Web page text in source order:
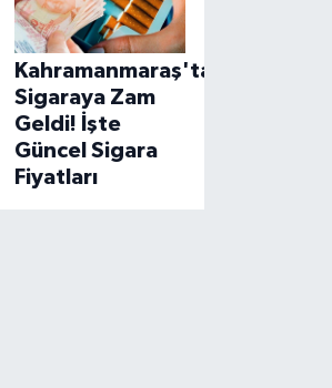
Kahramanmaraş'ta
Sigaraya Zam
Geldi! İşte
Güncel Sigara
Fiyatları